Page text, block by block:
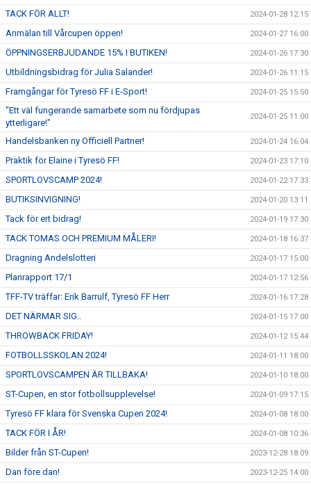
TACK FÖR ALLT! 2024-01-28 12:15
Anmälan till Vårcupen öppen! 2024-01-27 16:00
ÖPPNINGSERBJUDANDE 15% I BUTIKEN! 2024-01-26 17:30
Utbildningsbidrag för Julia Salander! 2024-01-26 11:15
Framgångar för Tyresö FF i E-Sport! 2024-01-25 15:50
"Ett väl fungerande samarbete som nu fördjupas
ytterligare!"
2024-01-25 11:00
Handelsbanken ny Officiell Partner! 2024-01-24 16:04
Praktik för Elaine i Tyresö FF! 2024-01-23 17:10
SPORTLOVSCAMP 2024! 2024-01-22 17:33
BUTIKSINVIGNING! 2024-01-20 13:11
Tack för ert bidrag! 2024-01-19 17:30
TACK TOMAS OCH PREMIUM MÅLERI! 2024-01-18 16:37
Dragning Andelslotteri 2024-01-17 15:00
Planrapport 17/1 2024-01-17 12:56
TFF-TV träffar: Erik Barrulf, Tyresö FF Herr 2024-01-16 17:28
DET NÄRMAR SIG.. 2024-01-15 17:00
THROWBACK FRIDAY! 2024-01-12 15:44
FOTBOLLSSKOLAN 2024! 2024-01-11 18:00
SPORTLOVSCAMPEN ÄR TILLBAKA! 2024-01-10 18:00
ST-Cupen, en stor fotbollsupplevelse! 2024-01-09 17:15
Tyresö FF klara för Svenska Cupen 2024! 2024-01-08 18:00
TACK FÖR I ÅR! 2024-01-08 10:36
Bilder från ST-Cupen! 2023-12-28 18:09
Dan före dan! 2023-12-25 14:00